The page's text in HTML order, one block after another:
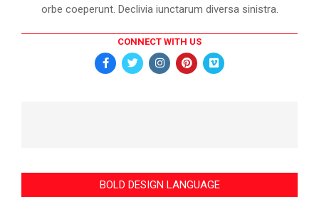
orbe coeperunt. Declivia iunctarum diversa sinistra.
CONNECT WITH US
BOLD DESIGN LANGUAGE